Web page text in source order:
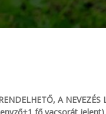
A NEVEZÉS